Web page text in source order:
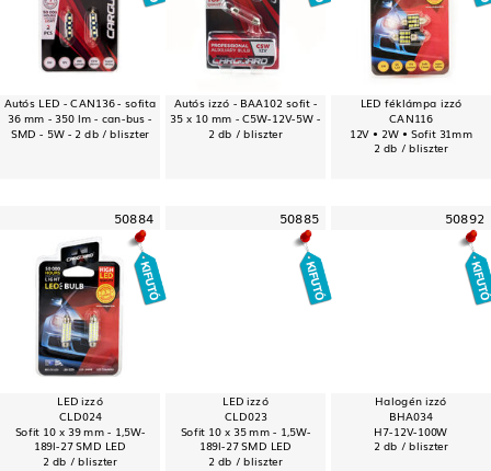
Autós LED - CAN136 - sofita
36 mm - 350 lm - can-bus -
SMD - 5W - 2 db / bliszter
Autós izzó - BAA102 sofit -
35 x 10 mm - C5W-12V-5W -
2 db / bliszter
LED féklámpa izzó
CAN116
12V • 2W • Sofit 31mm
2 db / bliszter
50884
LED izzó
CLD024
Sofit 10 x 39 mm - 1,5W-
189l-27 SMD LED
2 db / bliszter
50885
LED izzó
CLD023
Sofit 10 x 35 mm - 1,5W-
189l-27 SMD LED
2 db / bliszter
50892
Halogén izzó
BHA034
H7-12V-100W
2 db / bliszter